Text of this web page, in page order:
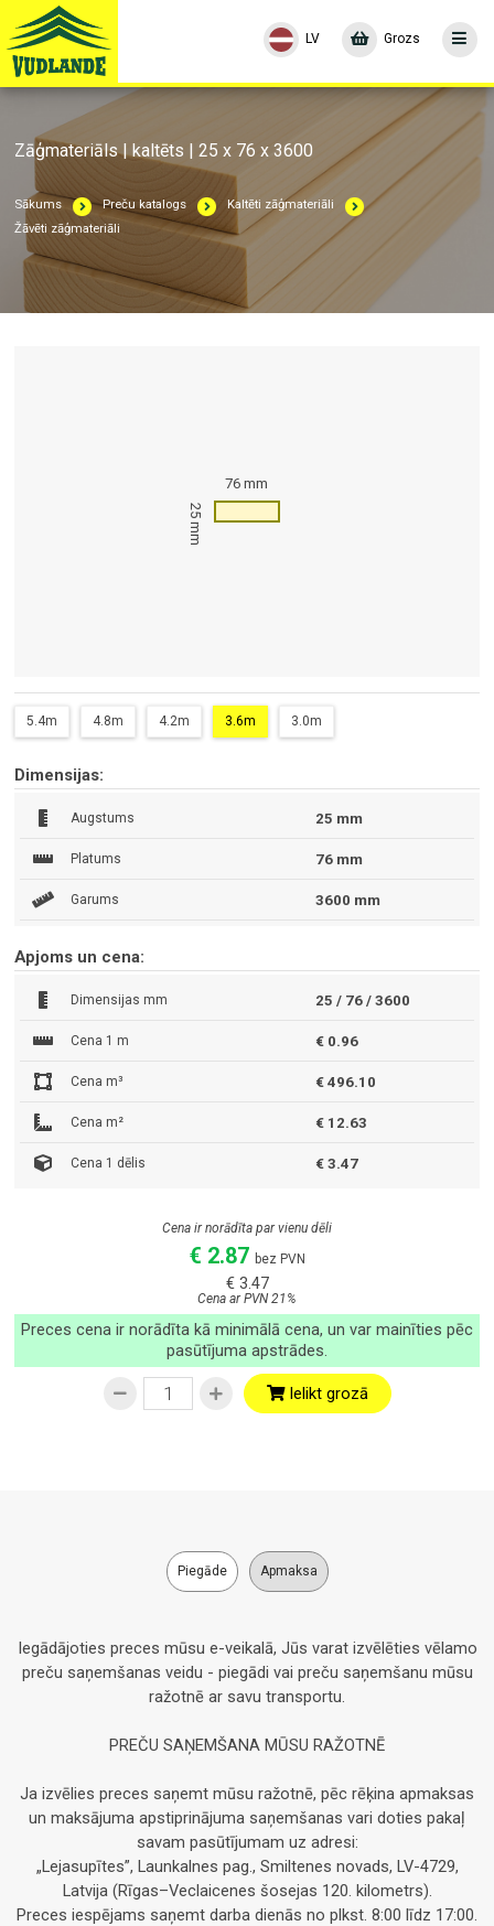
Grozs
LV
Zāģmateriāls | kaltēts | 25 x 76 x 3600
Sākums Preču katalogs
Kaltēti zāģmateriāli
Žāvēti zāģmateriāli
76 mm
25 mm
5.4m 4.8m 4.2m 3.6m 3.0m
Dimensijas:
Augstums 25 mm
Platums 76 mm
Garums 3600 mm
Apjoms un cena:
Dimensijas mm 25 / 76 / 3600
Cena 1 m € 0.96
Cena m³ € 496.10
Cena m² € 12.63
Cena 1 dēlis € 3.47
Cena ir norādīta par vienu dēli
€ 2.87 bez PVN
€ 3.47
Cena ar PVN 21%
Preces cena ir norādīta kā minimālā cena, un var mainīties pēc
pasūtījuma apstrādes.
Ielikt grozā
Piegāde Apmaksa
Iegādājoties preces mūsu e-veikalā, Jūs varat izvēlēties vēlamo
preču saņemšanas veidu - piegādi vai preču saņemšanu mūsu
ražotnē ar savu transportu.
PREČU SAŅEMŠANA MŪSU RAŽOTNĒ
Ja izvēlies preces saņemt mūsu ražotnē, pēc rēķina apmaksas
un maksājuma apstiprinājuma saņemšanas vari doties pakaļ
savam pasūtījumam uz adresi:
„Lejasupītes”, Launkalnes pag., Smiltenes novads, LV-4729,
Latvija (Rīgas–Veclaicenes šosejas 120. kilometrs).
Preces iespējams saņemt darba dienās no plkst. 8:00 līdz 17:00.